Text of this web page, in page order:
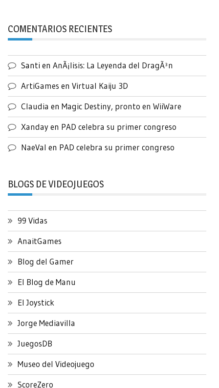
COMENTARIOS RECIENTES
Santi en AnÃ¡lisis: La Leyenda del DragÃ³n
ArtiGames en Virtual Kaiju 3D
Claudia en Magic Destiny, pronto en WiiWare
Xandayen PAD celebra su primer congreso
NaeVal en PAD celebra su primer congreso
BLOGS DE VIDEOJUEGOS
99 Vidas
AnaitGames
Blog del Gamer
El Blog de Manu
El Joystick
Jorge Mediavilla
JuegosDB
Museo del Videojuego
ScoreZero